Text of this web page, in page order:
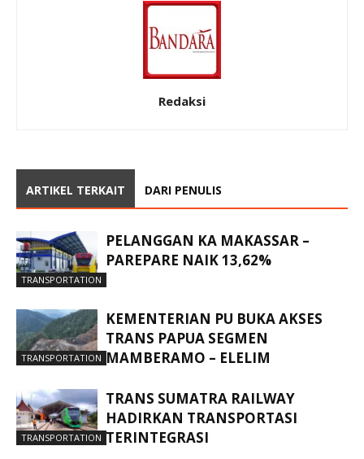
Redaksi
ARTIKEL TERKAIT DARI PENULIS
TRANSPORTATION
PELANGGAN KA MAKASSAR –
PAREPARE NAIK 13,62%
TRANSPORTATION
KEMENTERIAN PU BUKA AKSES
TRANS PAPUA SEGMEN
MAMBERAMO – ELELIM
TRANSPORTATION
TRANS SUMATRA RAILWAY
HADIRKAN TRANSPORTASI
TERINTEGRASI